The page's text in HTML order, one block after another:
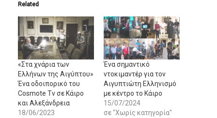
Related
«Στα χνάρια των
Ελλήνων της Αιγύπτου»
Ένα οδοιπορικό του
Cosmote Tv σε Κάιρο
και Αλεξάνδρεια
18/06/2023
Ένα σημαντικό
ντοκιμαντέρ για τον
Αιγυπτιώτη Eλληνισμό
με κέντρο το Κάιρο
15/07/2024
σε "Χωρίς κατηγορία"